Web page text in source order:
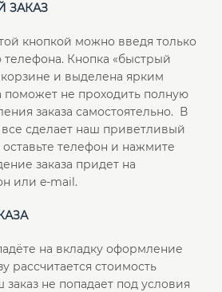
ЗАКАЗ
кнопкой можно введя только
Кнопка «быстрый
корзине и выделена ярким
поможет не проходить полную
заказа самостоятельно. В
все сделает наш приветливый
телефон и нажмите
заказа придет на
или e-mail.
на вкладку оформление
рассчитается стоимость
не попадает под условия